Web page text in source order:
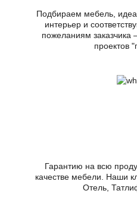
Подбираем мебель,
интерьер и
пожеланиям
проектов
Гарантию на всю
качестве мебели. Наши
Отель,